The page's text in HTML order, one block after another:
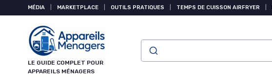
MÉDIA MARKETPLACE OUTILS PRATIQUES TEMPS DE CUISSON AIRFRYER
LE GUIDE COMPLET POUR
APPAREILS MÉNAGERS
Panneau de gestion des cookies